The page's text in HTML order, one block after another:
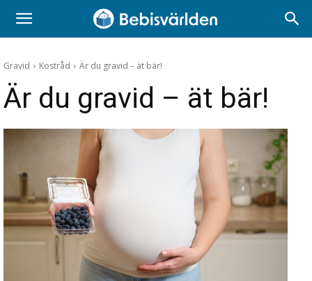
Gravid Kostråd Är du gravid – ät bär!
Är du gravid – ät bär!